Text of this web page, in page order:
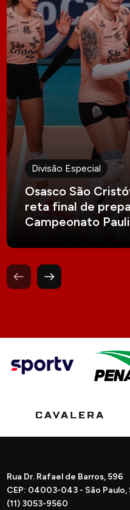
Divisão Especial
Osasco São
reta final de
Campeonato
Rua Dr. Rafael de Barros, 596
CEP: 04003-043 - São Paulo,
(11) 3053-9560